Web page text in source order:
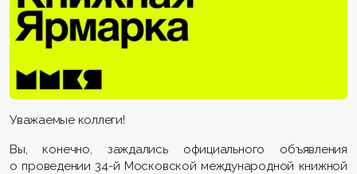
Уважаемые коллеги!
Вы, конечно, заждались официального объявления
о проведении 34-й Московской международной книжной